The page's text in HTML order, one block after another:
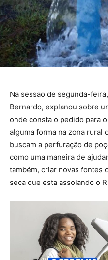
Na sessão de segunda-
Bernardo, explanou sobre
onde consta o pedido para
alguma forma na zona rural
buscam a perfuração de
como uma maneira de
também, criar novas fontes
seca que esta assolando o